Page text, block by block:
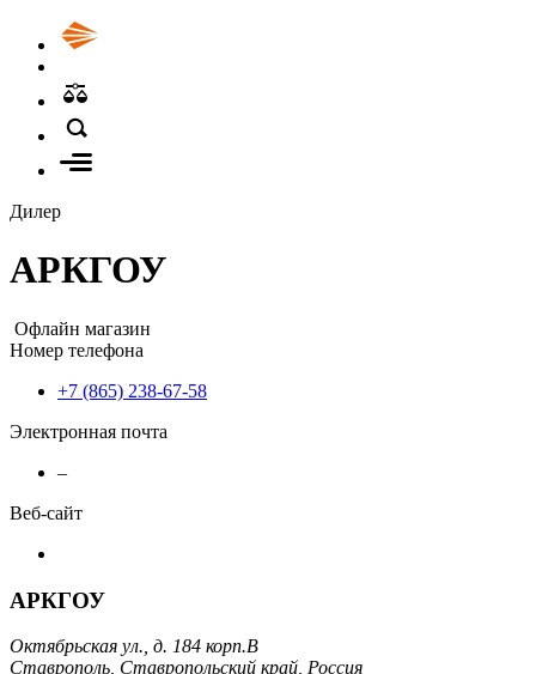
Дилер
АРКГОУ
Офлайн магазин
Номер телефона
+7 (865) 238-67-58
Электронная почта
–
Веб-сайт
АРКГОУ
Октябрьская ул., д. 184 корп.В
Ставрополь, Ставропольский край, Россия